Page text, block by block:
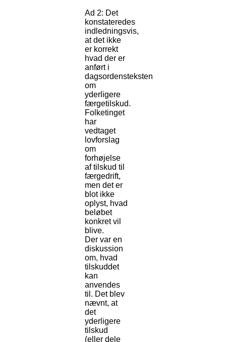
Ad 2: Det
konstateredes
indledningsvis,
at det ikke
er korrekt
hvad der er
anført i
dagsordensteksten
om
yderligere
færgetilskud.
Folketinget
har
vedtaget
lovforslag
om
forhøjelse
af tilskud til
færgedrift,
men det er
blot ikke
oplyst, hvad
beløbet
konkret vil
blive.
Der var en
diskussion
om, hvad
tilskuddet
kan
anvendes
til. Det blev
nævnt, at
det
yderligere
tilskud
(eller dele